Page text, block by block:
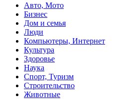
Авто, Мото
Бизнес
Дом и семья
Люди
Компьютеры, Интернет
Культура
Здоровье
Наука
Спорт, Туризм
Строительство
Животные